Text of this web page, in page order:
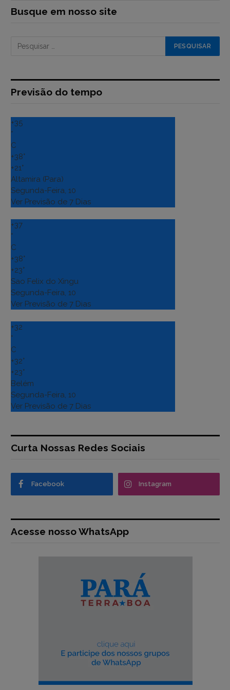
Busque em nosso site
Previsão do tempo
+35
°
C
+38°
+21°
Altamira (Para)
Segunda-Feira, 10
Ver Previsão de 7 Dias
+37
°
C
+38°
+23°
Sao Felix do Xingu
Segunda-Feira, 10
Ver Previsão de 7 Dias
+32
°
C
+32°
+23°
Belém
Segunda-Feira, 10
Ver Previsão de 7 Dias
Curta Nossas Redes Sociais
Facebook Instagram
Acesse nosso WhatsApp